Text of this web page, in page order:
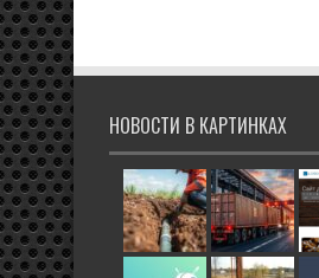
НОВОСТИ В КАРТИНКАХ